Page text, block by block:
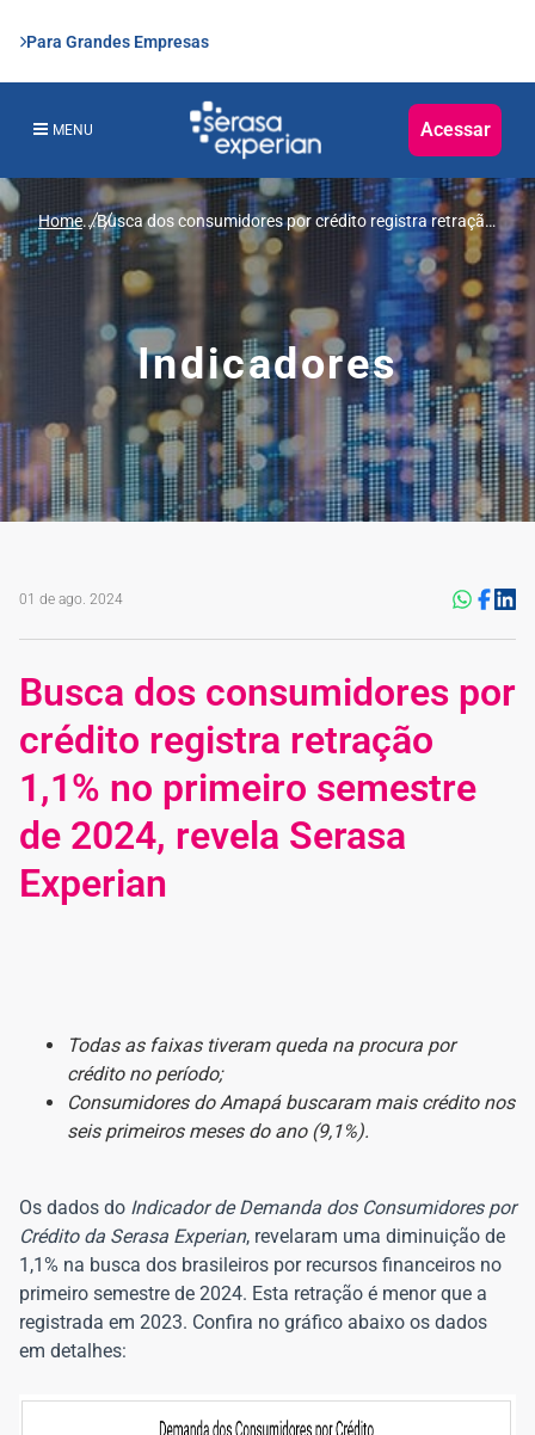
Para Grandes Empresas
MENU Acessar
Home...Busca dos consumidores por crédito registra retração
1,1% no primeiro semestre de 2024, revela Serasa
Experian
Indicadores
01 de ago. 2024
Busca dos consumidores por
crédito registra retração
1,1% no primeiro semestre
de 2024, revela Serasa
Experian
Todas as faixas tiveram queda na procura por
crédito no período;
Consumidores do Amapá buscaram mais crédito nos
seis primeiros meses do ano (9,1%).
Os dados do Indicador de Demanda dos Consumidores por
Crédito da Serasa Experian, revelaram uma diminuição de
1,1% na busca dos brasileiros por recursos financeiros no
primeiro semestre de 2024. Esta retração é menor que a
registrada em 2023. Confira no gráfico abaixo os dados
em detalhes: